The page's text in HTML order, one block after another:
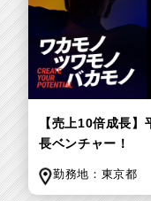
【売上10倍成長
長ベンチャー！
勤務地： 東京都